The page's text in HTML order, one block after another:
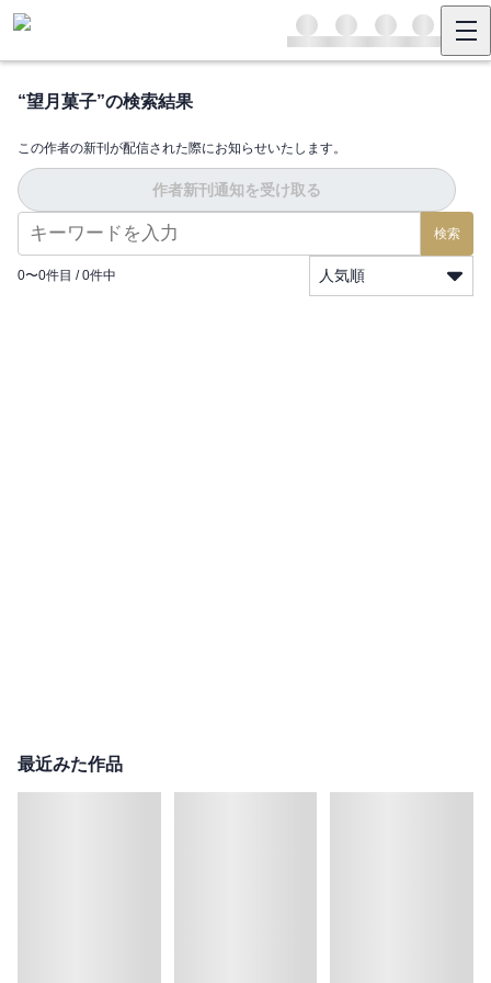
“望月菓子”の検索結果
この作者の新刊が配信された際にお知らせいたします。
作者新刊通知を受け取る
検索
0〜0件目 / 0件中 人気順
最近みた作品